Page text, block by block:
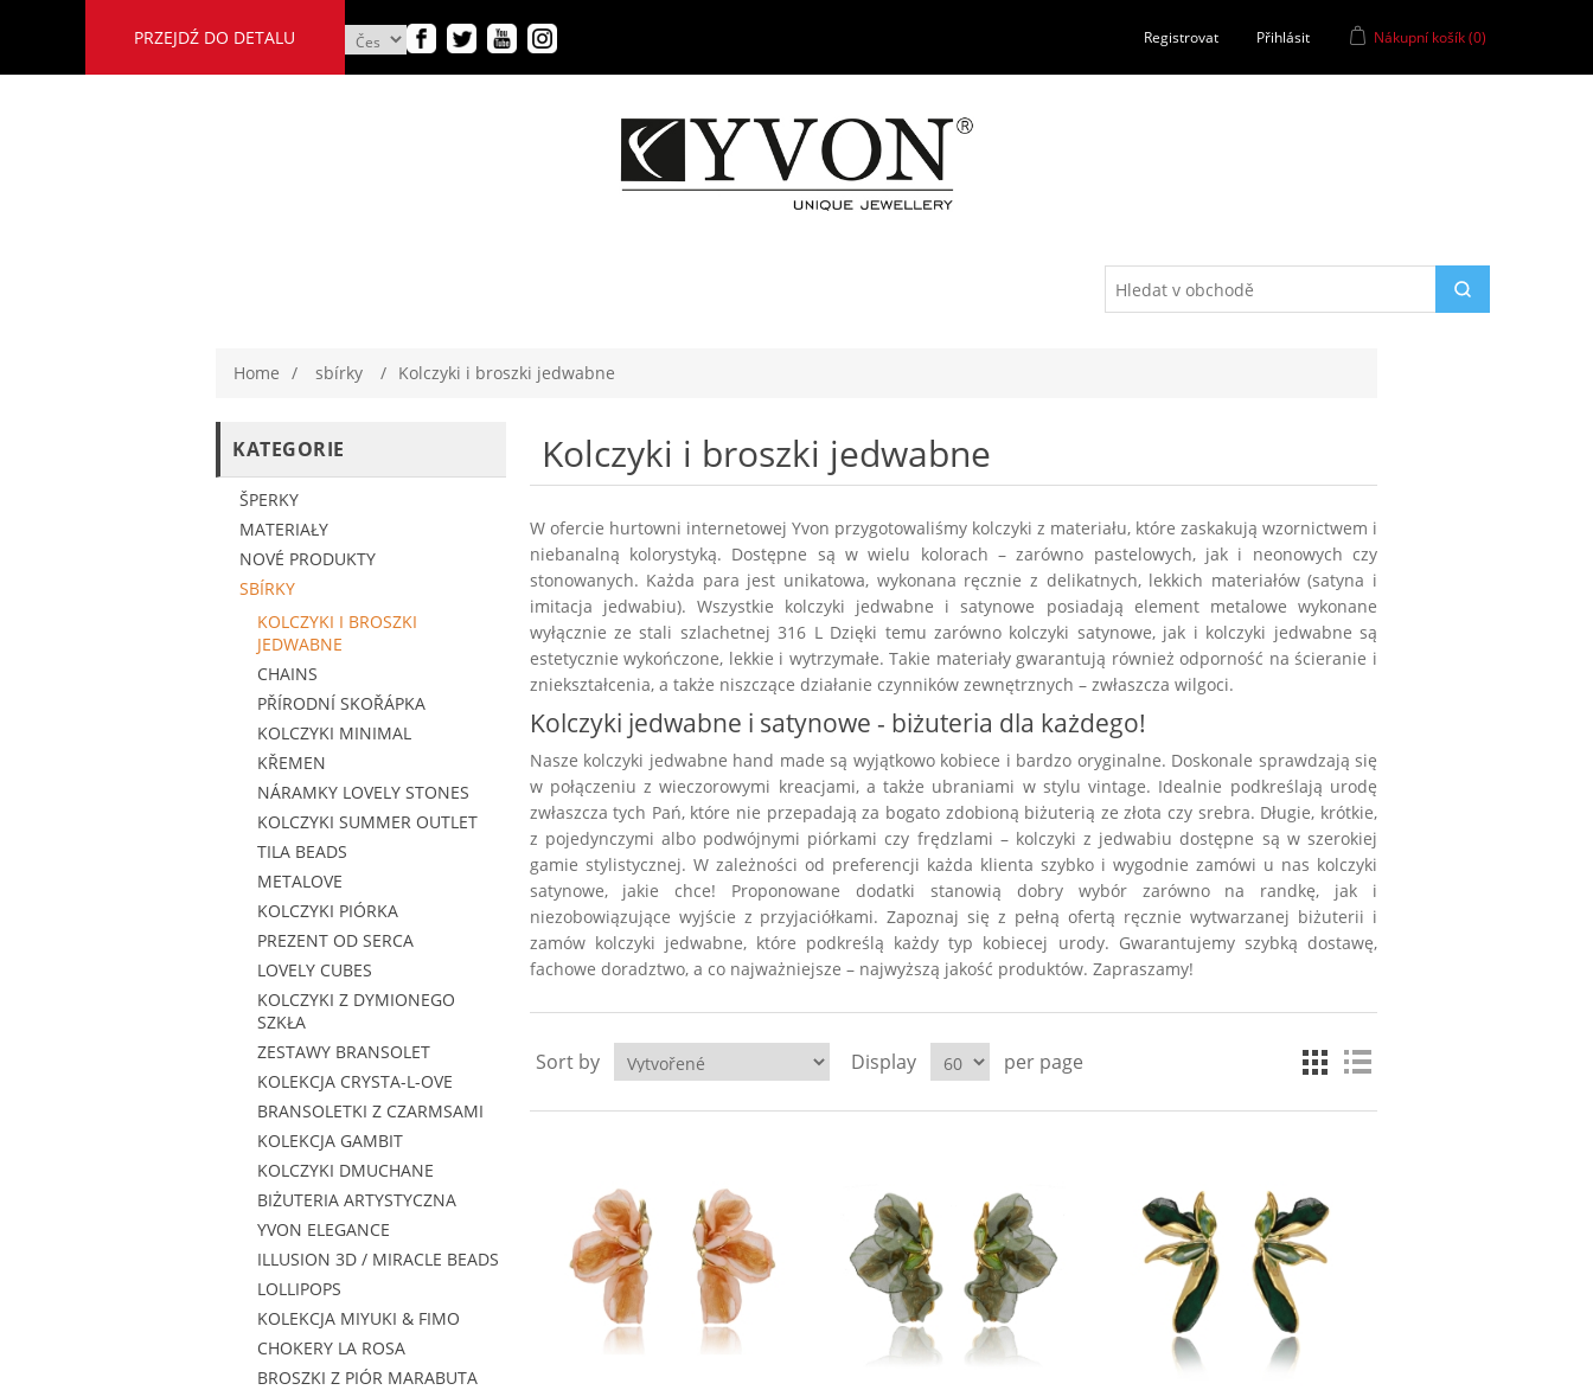
PRZEJDŹ DO DETALU Registrovat Přihlásit Nákupní košík(0)
Home / sbírky / Kolczyki i broszki jedwabne
KATEGORIE
ŠPERKY
MATERIAŁY
NOVÉ PRODUKTY
SBÍRKY
KOLCZYKI I BROSZKI
JEDWABNE
CHAINS
PŘÍRODNÍ SKOŘÁPKA
KOLCZYKI MINIMAL
KŘEMEN
NÁRAMKY LOVELY STONES
KOLCZYKI SUMMER OUTLET
TILA BEADS
METALOVE
KOLCZYKI PIÓRKA
PREZENT OD SERCA
LOVELY CUBES
KOLCZYKI Z DYMIONEGO
SZKŁA
ZESTAWY BRANSOLET
KOLEKCJA CRYSTA-L-OVE
BRANSOLETKI Z CZARMSAMI
KOLEKCJA GAMBIT
KOLCZYKI DMUCHANE
BIŻUTERIA ARTYSTYCZNA
YVON ELEGANCE
ILLUSION 3D / MIRACLE BEADS
LOLLIPOPS
KOLEKCJA MIYUKI & FIMO
CHOKERY LA ROSA
BROSZKI Z PIÓR MARABUTA
Kolczyki i broszki jedwabne
W ofercie hurtowni internetowej Yvon przygotowaliśmy kolczyki z materiału, które zaskakują wzornictwem i
niebanalną kolorystyką. Dostępne są w wielu kolorach – zarówno pastelowych, jak i neonowych czy
stonowanych. Każda para jest unikatowa, wykonana ręcznie z delikatnych, lekkich materiałów (satyna i
imitacja jedwabiu). Wszystkie kolczyki jedwabne i satynowe posiadają element metalowe wykonane
wyłącznie ze stali szlachetnej 316 L Dzięki temu zarówno kolczyki satynowe, jak i kolczyki jedwabne są
estetycznie wykończone, lekkie i wytrzymałe. Takie materiały gwarantują również odporność na ścieranie i
zniekształcenia, a także niszczące działanie czynników zewnętrznych – zwłaszcza wilgoci.
Kolczyki jedwabne i satynowe - biżuteria dla każdego!
Nasze kolczyki jedwabne hand made są wyjątkowo kobiece i bardzo oryginalne. Doskonale sprawdzają się
w połączeniu z wieczorowymi kreacjami, a także ubraniami w stylu vintage. Idealnie podkreślają urodę
zwłaszcza tych Pań, które nie przepadają za bogato zdobioną biżuterią ze złota czy srebra. Długie, krótkie,
z pojedynczymi albo podwójnymi piórkami czy frędzlami – kolczyki z jedwabiu dostępne są w szerokiej
gamie stylistycznej. W zależności od preferencji każda klienta szybko i wygodnie zamówi u nas kolczyki
satynowe, jakie chce! Proponowane dodatki stanowią dobry wybór zarówno na randkę, jak i
niezobowiązujące wyjście z przyjaciółkami. Zapoznaj się z pełną ofertą ręcznie wytwarzanej biżuterii i
zamów kolczyki jedwabne, które podkreślą każdy typ kobiecej urody. Gwarantujemy szybką dostawę,
fachowe doradztwo, a co najważniejsze – najwyższą jakość produktów. Zapraszamy!
Sort by Display per page